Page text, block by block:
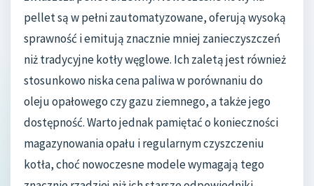
pellet są w pełni zautomatyzowane, oferują wysoką
sprawność i emitują znacznie mniej zanieczyszczeń
niż tradycyjne kotły węglowe. Ich zaletą jest również
stosunkowo niska cena paliwa w porównaniu do
oleju opałowego czy gazu ziemnego, a także jego
dostępność. Warto jednak pamiętać o konieczności
magazynowania opału i regularnym czyszczeniu
kotła, choć nowoczesne modele wymagają tego